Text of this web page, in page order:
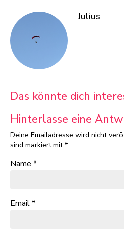
Julius
Das könnte dich
Hinterlasse eine
Deine Emailadresse wird nicht
sind markiert mit*
Name *
Email*